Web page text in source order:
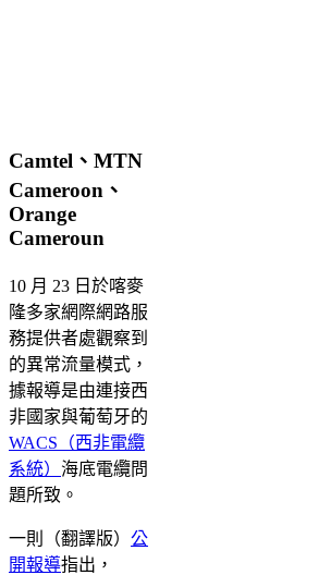
Camtel、MTN
Cameroon、
Orange
Cameroun
10 月 23 日於喀麥
隆多家網際網路服
務提供者處觀察到
的異常流量模式，
據報導是由連接西
非國家與葡萄牙的
WACS（西非電纜
系統） 海底電纜問
題所致。
一則（翻譯版） 公
開報導指出，